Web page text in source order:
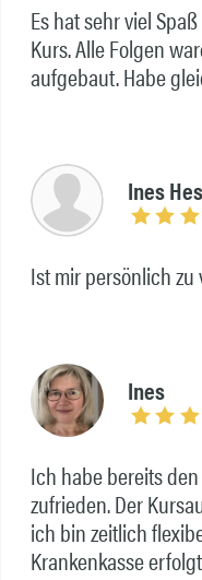
Es hat sehr viel
Kurs. Alle Folgen
aufgebaut. Habe
Ines
Ist mir persönlich zu
Ines
Ich habe bereits
zufrieden. Der
ich bin zeitlich
Krankenkasse